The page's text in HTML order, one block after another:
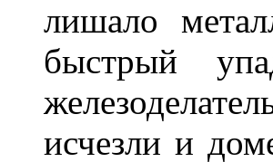
лишало
быстрый
исчезли и